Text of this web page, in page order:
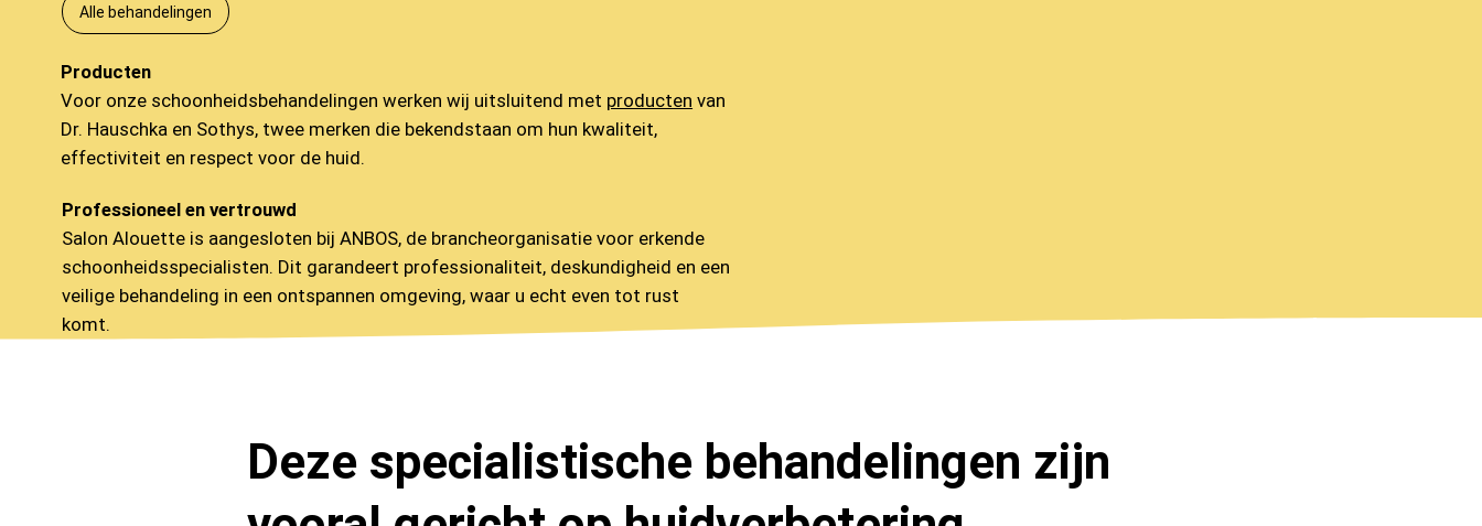
Alle behandelingen
Producten
Voor onze schoonheidsbehandelingen werken wij uitsluitend met producten van
Dr. Hauschka en Sothys, twee merken die bekendstaan om hun kwaliteit,
effectiviteit en respect voor de huid.
Professioneel en vertrouwd
Salon Alouette is aangesloten bij ANBOS, de brancheorganisatie voor erkende
schoonheidsspecialisten. Dit garandeert professionaliteit, deskundigheid en een
veilige behandeling in een ontspannen omgeving, waar u echt even tot rust
komt.
Deze specialistische behandelingen zijn